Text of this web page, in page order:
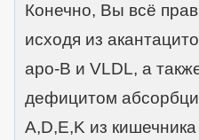
Конечно, Вы всё
исходя из
apo-B и VLDL, а
дефицитом
A,D,E,K из